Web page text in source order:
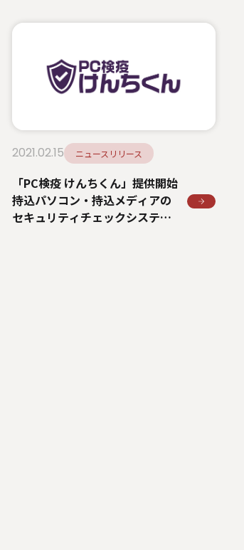
2021.02.15 ニュースリリース
「PC検疫 けんちくん」提供開始
持込パソコン・持込メディアの
セキュリティチェックシステム